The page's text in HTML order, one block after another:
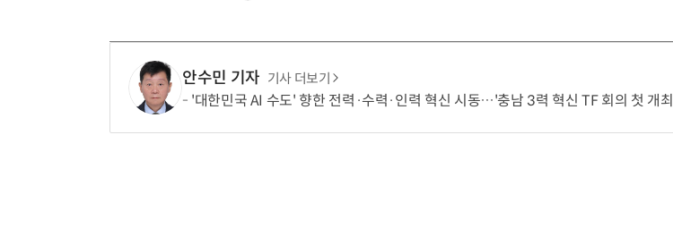
안수민 기자 기사 더보기
'대한민국 AI 수도' 향한 전력·수력·인력 혁신 시동…'충남 3력 혁신 TF 회의 첫 개최